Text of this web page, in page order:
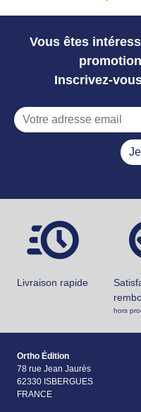
Vous êtes
Inscrivez-
Livraison rapide
hors
Ortho Édition
78 rue Jean Jaurès
62330 ISBERGUES
FRANCE